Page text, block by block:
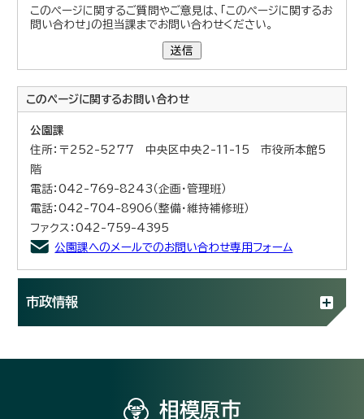
このページに関するご質問やご意見は、「このページに関するお
問い合わせ」の担当課までお問い合わせください。
送信
このページに関するお問い合わせ
公園課
住所：〒252-5277 中央区中央2-11-15 市役所本館5
階
電話：042-769-8243（企画・管理班）
電話：042-704-8906（整備・維持補修班）
ファクス：042-759-4395
公園課へのメールでのお問い合わせ専用フォーム
市政情報
相模原市